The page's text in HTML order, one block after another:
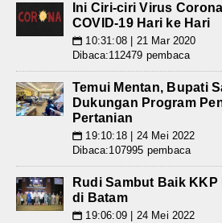
Ini Ciri-ciri Virus
COVID-19 Hari ke Hari
📅 10:31:08 | 21 Mar 2020
Dibaca:112479 pembaca
Temui Mentan, Bupati
Dukungan Program
Pertanian
📅 19:10:18 | 24 Mei 2022
Dibaca:107995 pembaca
Rudi Sambut Baik
di Batam
📅 19:06:09 | 24 Mei 2022